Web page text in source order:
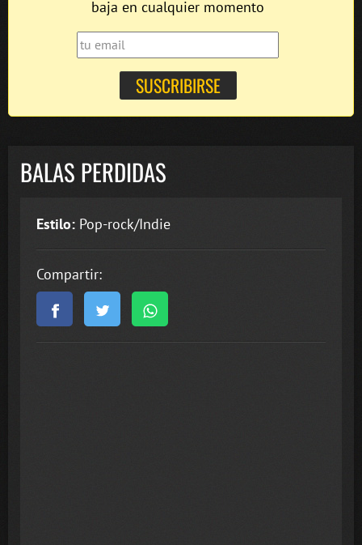
baja en cualquier momento
BALAS PERDIDAS
Estilo: Pop-rock/Indie
Compartir: